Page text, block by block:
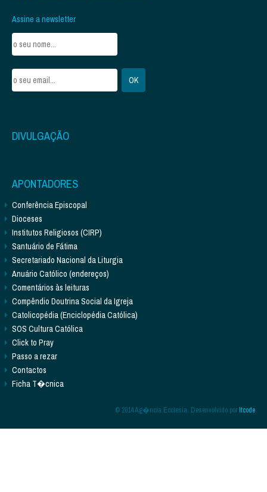
Assine a newsletter
DIVULGAÇÃO
APONTADORES
Conferência Episcopal
Dioceses
Institutos Religiosos (CIRP)
Santuário de Fátima
Secretariado Nacional da Liturgia
Anuário Católico (endereços)
Comentários às leituras
Compêndio Doutrina Social da Igreja
Catolicopédia (Enciclopédia Católica)
SOS Cultura Católica
Click to Pray
Passo a rezar
Contactos
Ficha T�cnica
© 2014 Ag�ncia Ecclesia. Desenvolvido porItcode